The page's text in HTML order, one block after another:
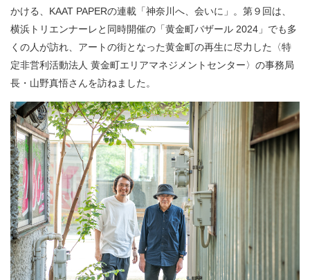
かける、KAAT PAPERの連載「神奈川へ、会いに」。第９回は、
横浜トリエンナーレと同時開催の「黄金町バザール 2024」でも多
くの人が訪れ、アートの街となった黄金町の再生に尽力した〈特
定非営利活動法人 黄金町エリアマネジメントセンター〉の事務局
長・山野真悟さんを訪ねました。